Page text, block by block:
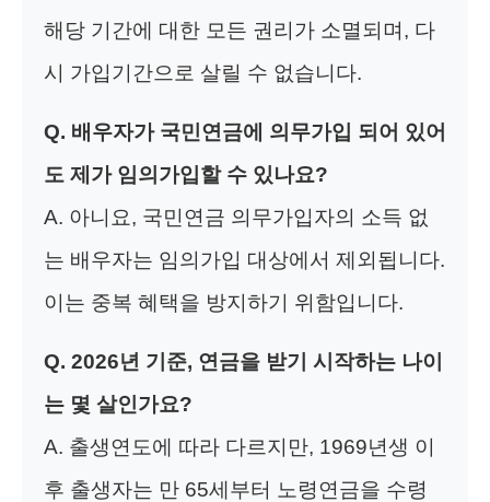
해당 기간에 대한 모든 권리가 소멸되며, 다
시 가입기간으로 살릴 수 없습니다.
Q. 배우자가 국민연금에 의무가입 되어 있어
도 제가 임의가입할 수 있나요?
A. 아니요, 국민연금 의무가입자의 소득 없
는 배우자는 임의가입 대상에서 제외됩니다.
이는 중복 혜택을 방지하기 위함입니다.
Q. 2026년 기준, 연금을 받기 시작하는 나이
는 몇 살인가요?
A. 출생연도에 따라 다르지만, 1969년생 이
후 출생자는 만 65세부터 노령연금을 수령